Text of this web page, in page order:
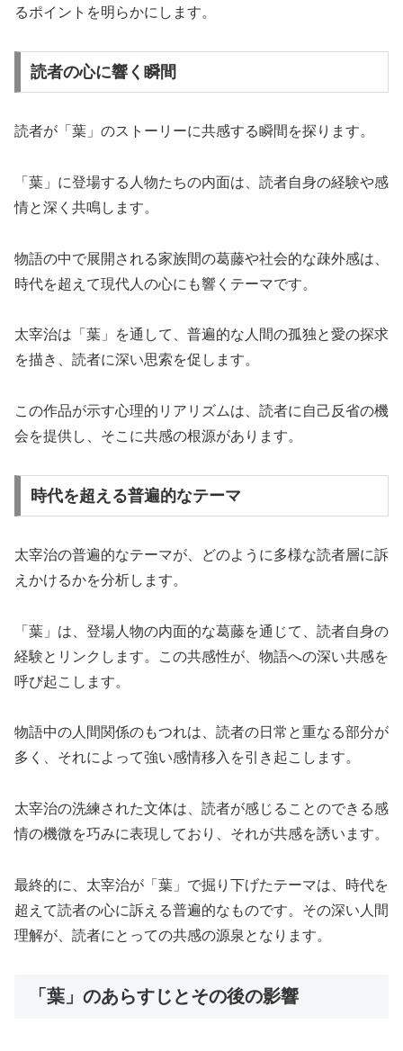
るポイントを明らかにします。
読者の心に響く瞬間
読者が「葉」のストーリーに共感する瞬間を探ります。
「葉」に登場する人物たちの内面は、読者自身の経験や感
情と深く共鳴します。
物語の中で展開される家族間の葛藤や社会的な疎外感は、
時代を超えて現代人の心にも響くテーマです。
太宰治は「葉」を通して、普遍的な人間の孤独と愛の探求
を描き、読者に深い思索を促します。
この作品が示す心理的リアリズムは、読者に自己反省の機
会を提供し、そこに共感の根源があります。
時代を超える普遍的なテーマ
太宰治の普遍的なテーマが、どのように多様な読者層に訴
えかけるかを分析します。
「葉」は、登場人物の内面的な葛藤を通じて、読者自身の
経験とリンクします。この共感性が、物語への深い共感を
呼び起こします。
物語中の人間関係のもつれは、読者の日常と重なる部分が
多く、それによって強い感情移入を引き起こします。
太宰治の洗練された文体は、読者が感じることのできる感
情の機微を巧みに表現しており、それが共感を誘います。
最終的に、太宰治が「葉」で掘り下げたテーマは、時代を
超えて読者の心に訴える普遍的なものです。その深い人間
理解が、読者にとっての共感の源泉となります。
「葉」のあらすじとその後の影響